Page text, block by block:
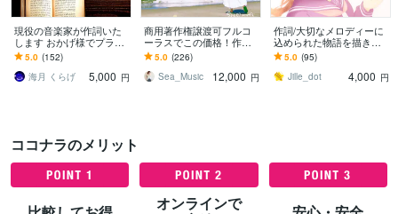
現役の音楽家が作詞いた
します おかげ様でプラチ
ナランク！幅広く対応し
ます
5.0 (152)
海月 くらげ
5,000 円
商用著作権譲渡可フルコ
ーラスでこの価格！作詞
します 想いが届く詞を書
きます。修正もお気軽
に、無料修正あります！
5.0 (226)
Sea_Music
12,000 円
作詞/大切なメロディーに
込められた物語を描きま
す 言葉のチカラであなた
の歌に想いを
5.0 (95)
Jille_dot
4,000 円
ココナラのメリット
オンラインで